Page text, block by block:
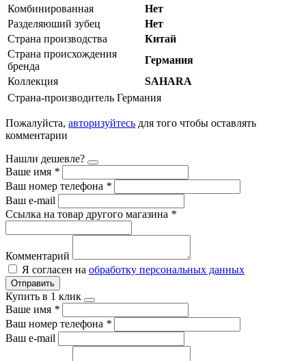
Комбинированная
Нет
Разделяюший зубец
Нет
Страна производства
Китай
Страна происхождения
бренда
Германия
Коллекция
SAHARA
Страна-производитель Германия
Пожалуйста, авторизуйтесь для того чтобы оставлять
комментарии
Нашли дешевле?
Ваше имя *
Ваш номер телефона *
Ваш e-mail
Ссылка на товар другого магазина *
Комментарий
Я согласен на обработку персональных данных
Отправить
Купить в 1 клик
Ваше имя *
Ваш номер телефона *
Ваш e-mail